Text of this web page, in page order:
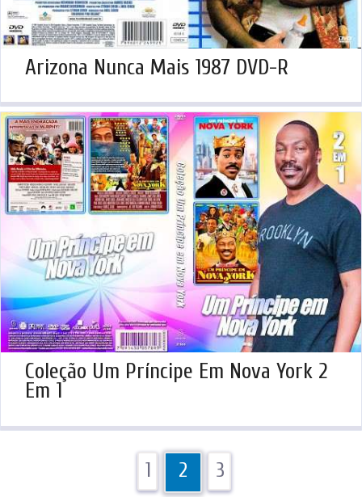
Arizona Nunca Mais 1987 DVD-R
Coleção Um Príncipe Em Nova York 2
Em 1
1 2 3